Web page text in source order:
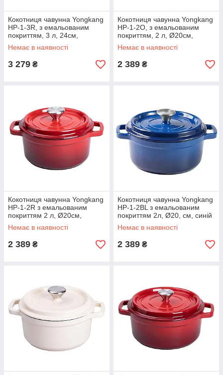
Кокотниця чавунна Yongkang
HP-1-3R, з емальованим
покриттям, 3 л, 24см,
червоний
Немає в наявності
3 279 ₴
Кокотниця чавунна Yongkang
HP-1-2O, з емальованим
покриттям, 2 л, Ø20см,
помаранчевий
Немає в наявності
2 389 ₴
Кокотниця чавунна Yongkang
HP-1-2R з емальованим
покриттям 2 л, Ø20см,
червоний
Немає в наявності
2 389 ₴
Кокотниця чавунна Yongkang
HP-1-2BL з емальованим
покриттям 2л, Ø20, см, синій
Немає в наявності
2 389 ₴